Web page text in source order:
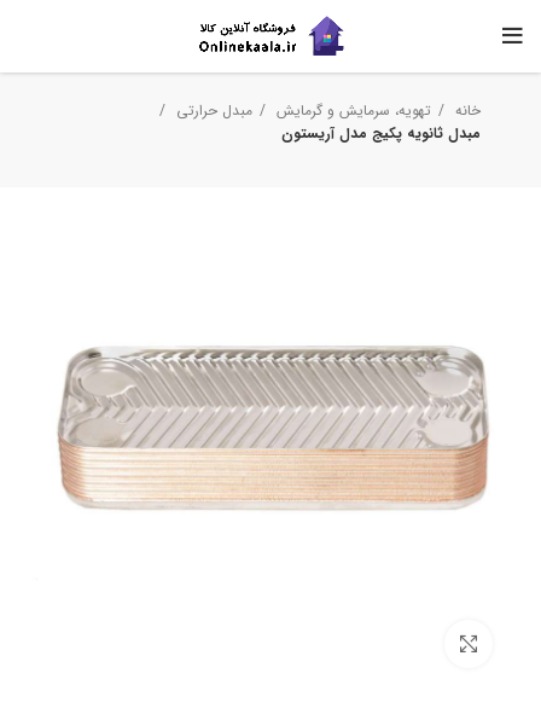
خانه تهویه، سرمایش و گرمایش
مبدل حرارتی
مبدل ثانویه پکیج مدل آریستون